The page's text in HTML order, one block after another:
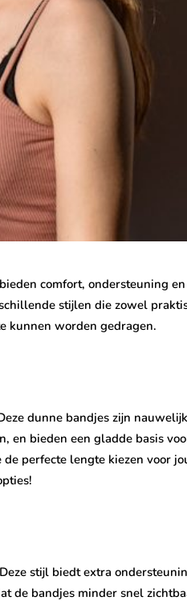
comfort, ondersteuning
stijlen die zowel
kunnen worden gedragen.
dunne bandjes zijn
bieden een gladde basis
perfecte lengte kiezen voor
stijl biedt extra
de bandjes minder snel